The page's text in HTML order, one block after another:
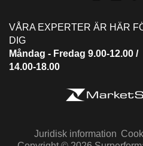
VÅRA EXPERTER ÄR HÄR
DIG
Måndag - Fredag 9.00-12.00 /
14.00-18.00
Juridisk information